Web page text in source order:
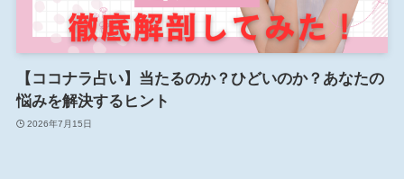
【ココナラ占い】当たるのか？ひどいのか？あなたの
悩みを解決するヒント
2026年7月15日